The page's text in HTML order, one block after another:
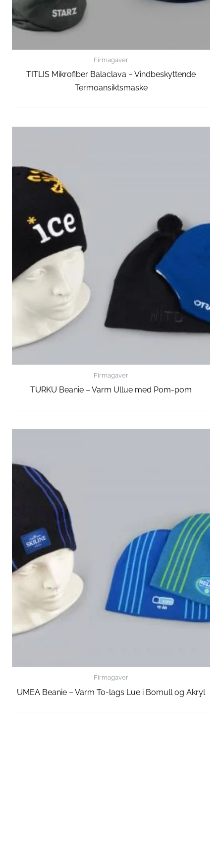
Firmagaver
TITLIS Mikrofiber Balaclava – Vindbeskyttende
Termoansiktsmaske
Firmagaver
TURKU Beanie – Varm Ullue med Pom-pom
Firmagaver
UMEA Beanie – Varm To-lags Lue i Bomull og Akryl